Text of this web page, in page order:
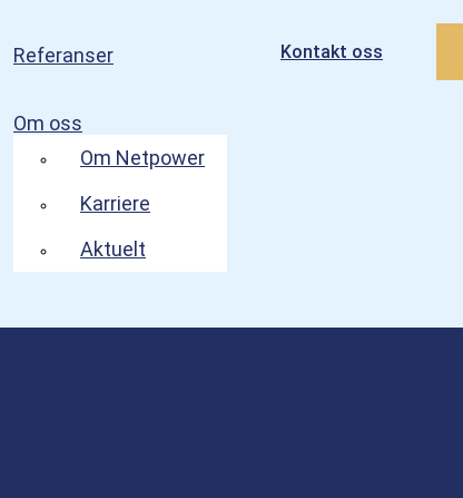
Referanser
Om oss
Om Netpower
Karriere
Aktuelt
Kontakt oss